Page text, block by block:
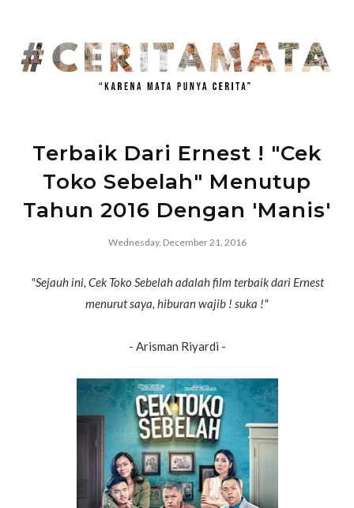
Terbaik Dari Ernest ! "Cek
Toko Sebelah" Menutup
Tahun 2016 Dengan 'Manis'
Wednesday, December 21, 2016
"Sejauh ini, Cek Toko Sebelah adalah film terbaik dari Ernest
menurut saya, hiburan wajib ! suka !"
- Arisman Riyardi -